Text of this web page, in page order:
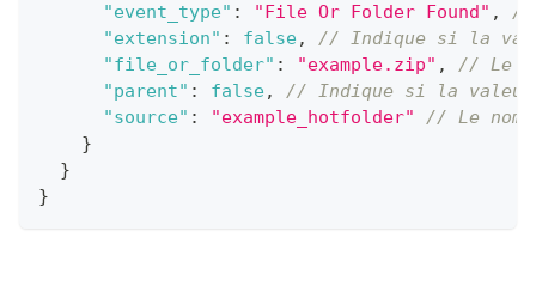
"event_type" : "File Or Folder Found" ,
//
"extension" : false,
// Indique si la
"file_or_folder" : "example.zip" ,
// Le
"parent" : false,
// Indique si la valeur
"source" : "example_hotfolder"
// Le nom
}
}
}